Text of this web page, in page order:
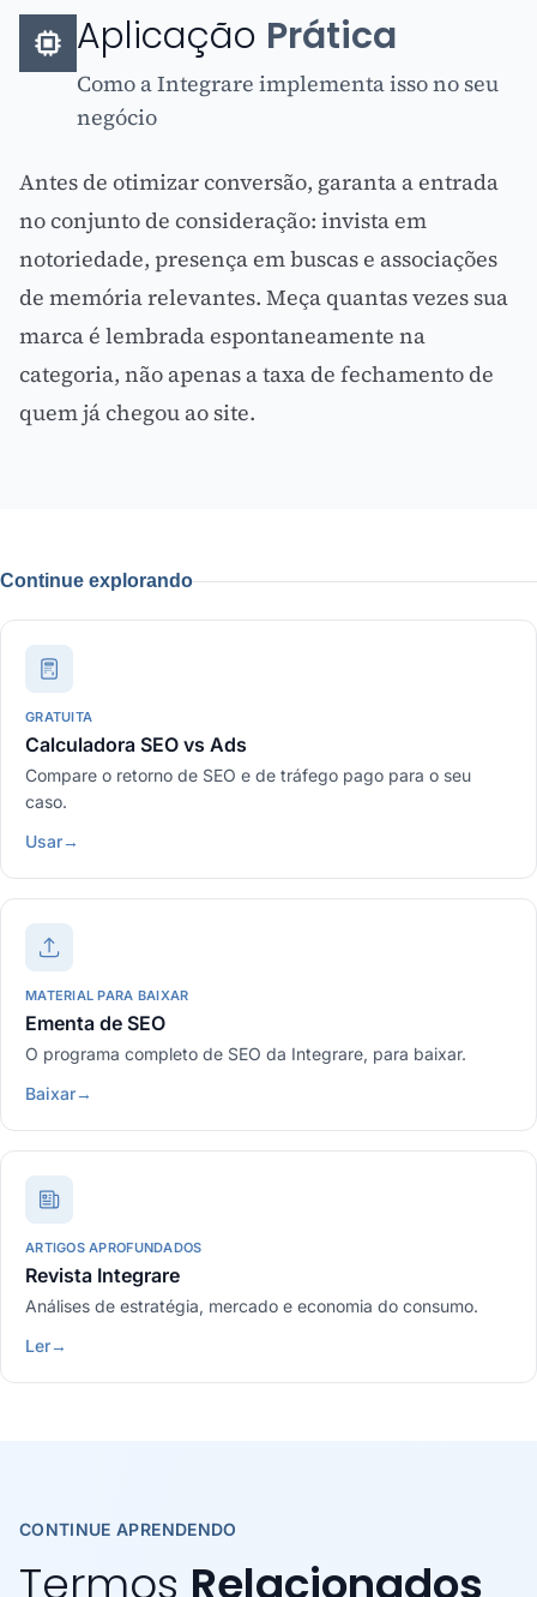
Aplicação Prática
Como a Integrare implementa isso no seu
negócio
Antes de otimizar conversão, garanta a entrada
no conjunto de consideração: invista em
notoriedade, presença em buscas e associações
de memória relevantes. Meça quantas vezes sua
marca é lembrada espontaneamente na
categoria, não apenas a taxa de fechamento de
quem já chegou ao site.
Continue explorando
GRATUITA
Calculadora SEO vs Ads
Compare o retorno de SEO e de tráfego pago para o seu
caso.
Usar→
MATERIAL PARA BAIXAR
Ementa de SEO
O programa completo de SEO da Integrare, para baixar.
Baixar→
ARTIGOS APROFUNDADOS
Revista Integrare
Análises de estratégia, mercado e economia do consumo.
Ler→
CONTINUE APRENDENDO
Termos Relacionados